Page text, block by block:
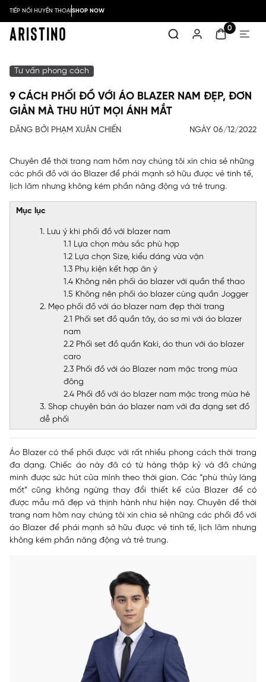
TIẾP NỐI HUYỀN THOẠISHOP NOW
0
Tư vấn phong cách
9 CÁCH PHỐI ĐỒ VỚI ÁO BLAZER NAM ĐẸP, ĐƠN
GIẢN MÀ THU HÚT MỌI ÁNH MẮT
ĐĂNG BỞI PHẠM XUÂN CHIẾN NGÀY 06/12/2022
Chuyên đề thời trang nam hôm nay chúng tôi xin chia sẻ những
các phối đồ với áo Blazer để phái mạnh sở hữu được vẻ tinh tế,
lịch lãm nhưng không kém phần năng động và trẻ trung.
Mục lục
1. Lưu ý khi phối đồ với blazer nam
1.1 Lựa chọn màu sắc phù hợp
1.2 Lựa chọn Size, kiểu dáng vừa vặn
1.3 Phụ kiện kết hợp ăn ý
1.4 Không nên phối áo blazer với quần thể thao
1.5 Không nên phối áo blazer cùng quần Jogger
2. Mẹo phối đồ với áo blazer nam đẹp thời trang
2.1 Phối set đồ quần tây, áo sơ mi với áo blazer
nam
2.2 Phối set đồ quần Kaki, áo thun với áo blazer
caro
2.3 Phối đồ với áo Blazer nam mặc trong mùa
đông
2.4 Phối đồ với áo blazer nam mặc trong mùa hè
3. Shop chuyên bán áo blazer nam với đa dạng set đồ
dễ phối
Áo Blazercó thể phối được với rất nhiều phong cách thời trang
đa dạng. Chiếc áo này đã có từ hàng thập kỷ và đã chứng
minh được sức hút của mình theo thời gian. Các “phù thủy làng
mốt” cũng không ngừng thay đổi thiết kế của Blazer để có
được mẫu mã đẹp và thịnh hành như hiện nay. Chuyên đề thời
trang nam hôm nay chúng tôi xin chia sẻ những các phối đồ với
áo Blazerđể phái mạnh sở hữu được vẻ tinh tế, lịch lãm nhưng
không kém phần năng động và trẻ trung.